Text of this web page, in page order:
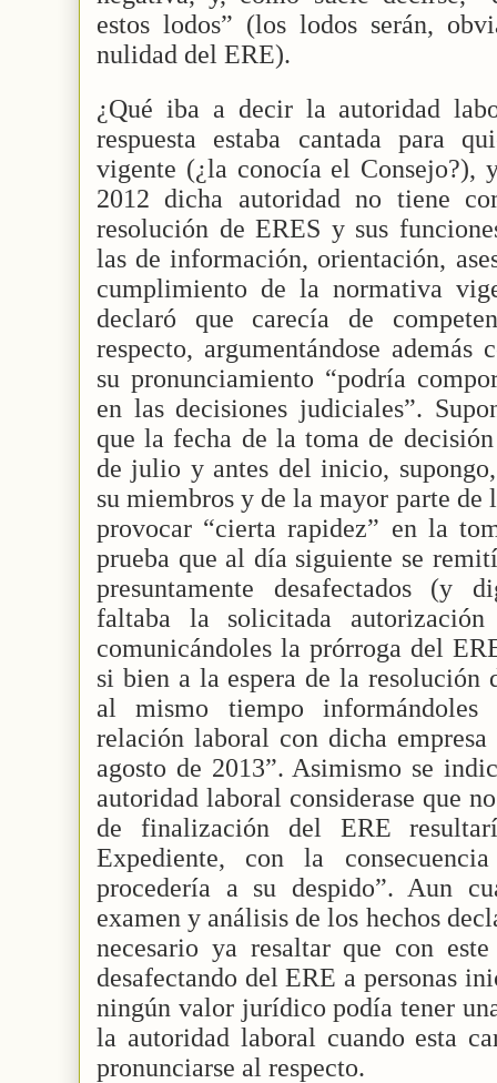
estos lodos” (los lodos serán,
nulidad del ERE).
¿Qué iba a decir la autoridad
respuesta estaba cantada para
vigente (¿la conocía el Consejo?),
2012 dicha autoridad no tiene
resolución de ERES y sus
las de información, orientación,
cumplimiento de la normativa
declaró que carecía de
respecto, argumentándose
su pronunciamiento “podría
en las decisiones judiciales”.
que la fecha de la toma de
de julio y antes del inicio,
su miembros y de la mayor parte de
provocar “cierta rapidez” en la
prueba que al día siguiente se
presuntamente desafectados (y
faltaba la solicitada
comunicándoles la prórroga del
si bien a la espera de la resolución
al mismo tiempo informándoles
relación laboral con dicha
agosto de 2013”. Asimismo se
autoridad laboral considerase que
de finalización del ERE
Expediente, con la
procedería a su despido”. Aun
examen y análisis de los hechos
necesario ya resaltar que con
desafectando del ERE a personas
ningún valor jurídico podía tener
la autoridad laboral cuando esta
pronunciarse al respecto.